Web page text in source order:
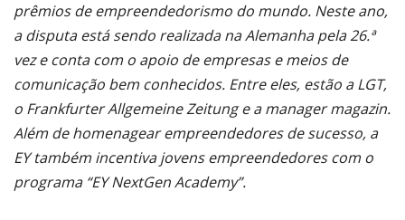
prêmios de empreendedorismo do mundo. Neste ano,
a disputa está sendo realizada na Alemanha pela 26.ª
vez e conta com o apoio de empresas e meios de
comunicação bem conhecidos. Entre eles, estão a LGT,
o Frankfurter Allgemeine Zeitung e a manager magazin.
Além de homenagear empreendedores de sucesso, a
EY também incentiva jovens empreendedores com o
programa “EY NextGen Academy”.